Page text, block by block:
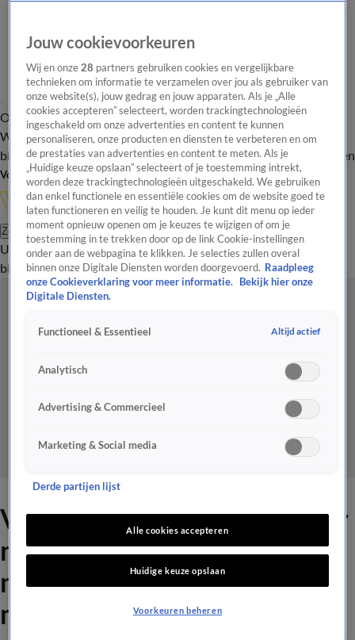
Overzicht Onze programma's Uitzendingen Onze gezichten
In de
WandelgangenInterviewsUitzending
bijwonenPodcastShopVeelgestelde vragenKijkersvraag insturen
Volg Vandaag Inside
Zoeken
UitzendingenVandaag InsideDe OranjezomerShopUitzending
bijwonen
Verstappen is helemaal klaar
met moeilijke auto: 'In het
museum schuiven en niet
meer aanraken'
Jouw cookievoorkeuren
Wij en onze28 partners gebruiken cookies en vergelijkbare
technieken om informatie te verzamelen over jou als gebruiker van
onze website(s), jouw gedrag en jouw apparaten. Als je „Alle
cookies accepteren” selecteert, worden trackingtechnologieën
ingeschakeld om onze advertenties en content te kunnen
personaliseren, onze producten en diensten te verbeteren en om
de prestaties van advertenties en content te meten. Als je
„Huidige keuze opslaan” selecteert of je toestemming intrekt,
worden deze trackingtechnologieën uitgeschakeld. We gebruiken
dan enkel functionele en essentiële cookies om de website goed te
laten functioneren en veilig te houden. Je kunt dit menu op ieder
moment opnieuw openen om je keuzes te wijzigen of om je
toestemming in te trekken door op de link Cookie-instellingen
onder aan de webpagina te klikken. Je selecties zullen overal
binnen onze Digitale Diensten worden doorgevoerd. Raadpleeg
onze Cookieverklaring voor meer informatie.
Bekijk hier onze
Digitale Diensten.
Functioneel & Essentieel Altijd actief
Analytisch
Advertising & Commercieel
Marketing & Social media
Derde partijen lijst
Alle cookies accepteren
Huidige keuze opslaan
Voorkeuren beheren